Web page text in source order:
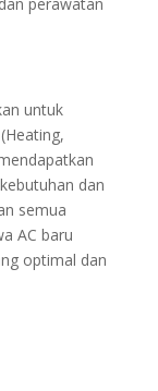
untuk
dan
semua
AC baru
optimal dan